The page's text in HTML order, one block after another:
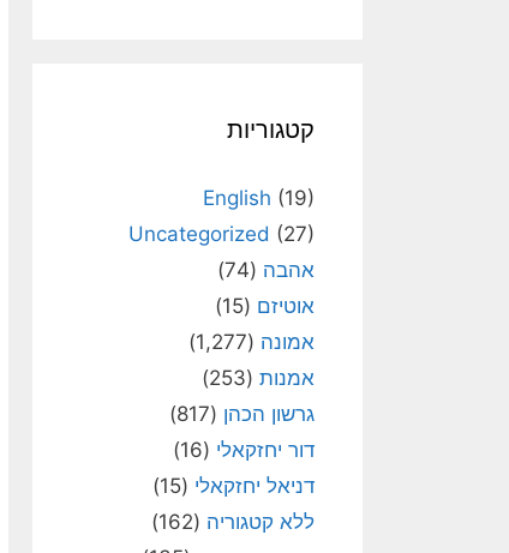
קטגוריות
English (19)
Uncategorized (27)
אהבה (74)
אוטיזם (15)
אמונה (1,277)
אמנות (253)
גרשון הכהן (817)
דור יחזקאלי (16)
דניאל יחזקאלי (15)
ללא קטגוריה (162)